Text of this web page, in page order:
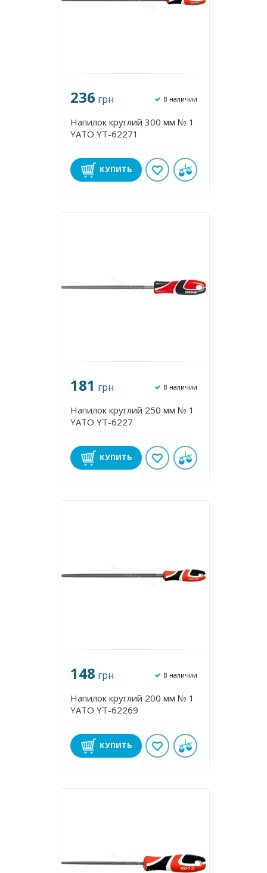
236 грн В наличии
Напилок круглий 300 мм № 1
YATO YT-62271
КУПИТЬ
181 грн В наличии
Напилок круглий 250 мм № 1
YATO YT-6227
КУПИТЬ
148 грн В наличии
Напилок круглий 200 мм № 1
YATO YT-62269
КУПИТЬ